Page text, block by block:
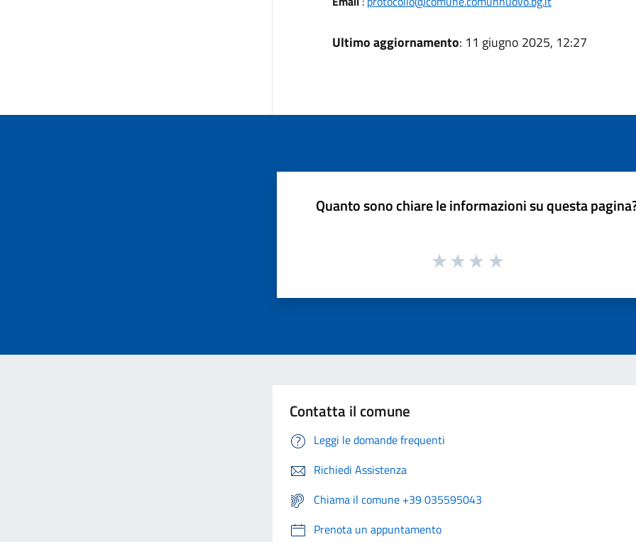
Ultimo aggiornamento: 11 giugno 2025, 12:27
Quanto sono chiare le informazioni su questa
Contatta il comune
Leggi le domande frequenti
Richiedi Assistenza
Chiama il comune +39 035595043
Prenota un appuntamento